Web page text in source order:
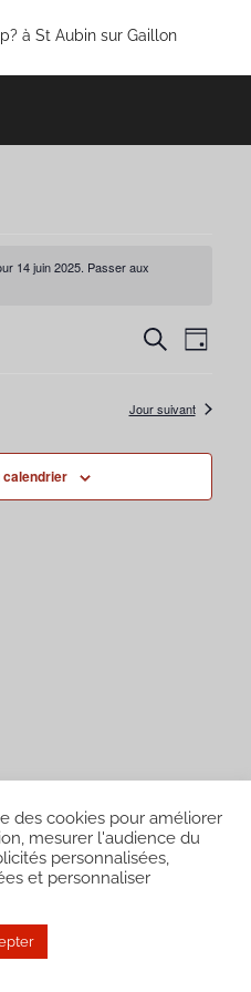
à St Aubin sur Gaillon
14 juin 2025. Passer aux
de
vues
Recherche
vues
Jour
Jour suivant
calendrier
by ThemeZee.
des cookies pour améliorer
mesurer l'audience du
personnalisées,
et personnaliser